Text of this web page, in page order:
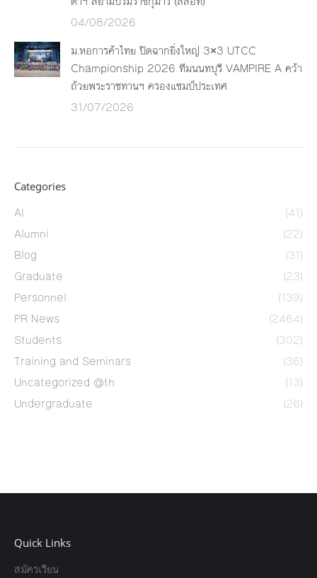
04/08/2026
ม.หอการค้าไทย ปิดฉากยิ่งใหญ่ 3×3 UTCC
Championship 2026 ทีมนนทบุรี VAMPIRE A คว้า
ถ้วยพระราชทานฯ ครองแชมป์ประเทศ
31/07/2026
Categories
AI
(41)
Alumni
(22)
Blog
(31)
Graduate
(23)
Personnel
(139)
PR News
(2464)
Students
(302)
Training and Seminars
(36)
Uncategorized @th
(13)
Undergraduate
(26)
Quick Links
สมัครเรียน